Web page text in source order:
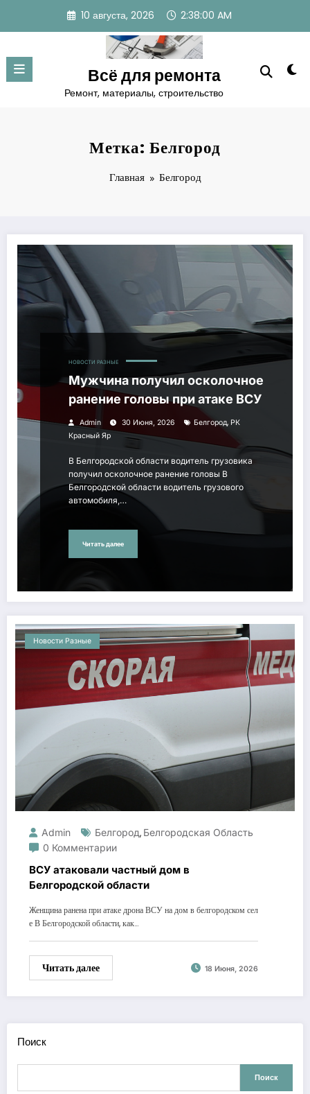
содержимому
10 августа, 2026 2:38:01 AM
Всё для ремонта
Ремонт, материалы, строительство
Метка: Белгород
Главная Белгород
НОВОСТИ РАЗНЫЕ
Мужчина получил осколочное
ранение головы при атаке ВСУ
Admin 30 Июня, 2026 Белгород, РК
Красный Яр
В Белгородской области водитель грузовика
получил осколочное ранение головы В
Белгородской области водитель грузового
автомобиля,…
Читать далее
Новости Разные
Admin Белгород, Белгородская Область
0 Комментарии
ВСУ атаковали частный дом в
Белгородской области
Женщина ранена при атаке дрона ВСУ на дом в белгородском сел
е В Белгородской области, как…
Читать далее 18 Июня, 2026
Поиск
Поиск